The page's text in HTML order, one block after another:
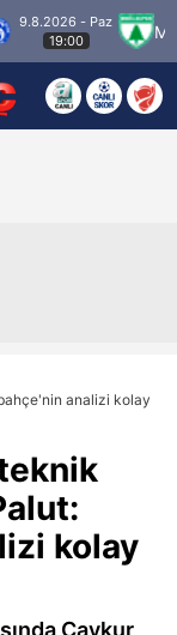
- Paz
19:00
analizi kolay
kolay
Çaykur